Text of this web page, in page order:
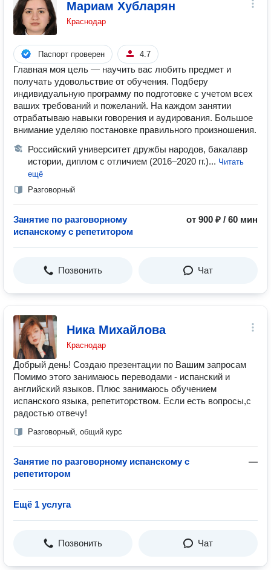
Мариам Хубларян
Краснодар
Паспорт проверен 4.7
Главная моя цель — научить вас любить предмет и
получать удовольствие от обучения. Подберу
индивидуальную программу по подготовке с учетом всех
ваших требований и пожеланий. На каждом занятии
отрабатываю навыки говорения и аудирования. Большое
внимание уделяю постановке правильного произношения.
Российский университет дружбы народов, бакалавр
истории, диплом с отличием (2016–2020 гг.)... Читать
ещё
Разговорный
Занятие по разговорному
испанскому с репетитором
от 900 ₽ / 60 мин
Позвонить Чат
Ника Михайлова
Краснодар
Добрый день! Создаю презентации по Вашим запросам
Помимо этого занимаюсь переводами - испанский и
английский языков. Плюс занимаюсь обучением
испанского языка, репетиторством. Если есть вопросы,с
радостью отвечу!
Разговорный, общий курс
Занятие по разговорному испанскому с
репетитором
—
Ещё 1 услуга
Позвонить Чат